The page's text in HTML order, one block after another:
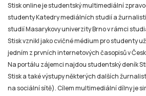
Stisk online je studentský multimediální
studenty Katedry mediálních studií a
studií Masarykovy univerzity Brno v rámci
Stisk vznikl jako cvičné médium pro studenty už
jedním z prvních internetových časopisů v
Na portálu zájemci najdou studentský deník
Stisk a také výstupy některých dalších
na sociální sítě). Cílem multimediální dílny je